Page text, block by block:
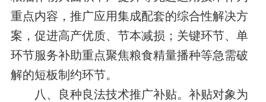
重点内容，推广应用集成配套的综合性解决方
案，促进高产优质、节本减损；关键环节、单
环节服务补助重点聚焦粮食精量播种等急需破
解的短板制约环节。
八、良种良法技术推广补贴。补贴对象为